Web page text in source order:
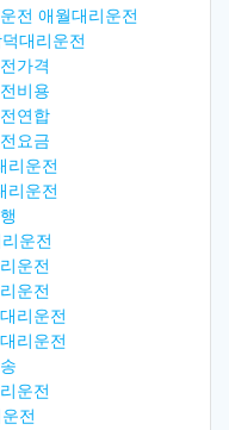
전 애월대리운전
대리운전
가격
비용
연합
요금
리운전
리운전
운전
운전
운전
리운전
리운전
운전
전